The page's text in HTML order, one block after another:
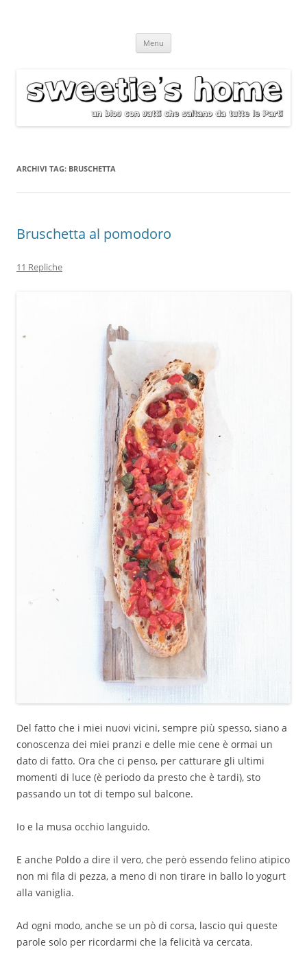
Menu
ARCHIVI TAG: BRUSCHETTA
Bruschetta al pomodoro
11 Repliche
Del fatto che i miei nuovi vicini, sempre più spesso, siano a
conoscenza dei miei pranzi e delle mie cene è ormai un
dato di fatto. Ora che ci penso, per catturare gli ultimi
momenti di luce (è periodo da presto che è tardi), sto
passando un tot di tempo sul balcone.
Io e la musa occhio languido.
E anche Poldo a dire il vero, che però essendo felino atipico
non mi fila di pezza, a meno di non tirare in ballo lo yogurt
alla vaniglia.
Ad ogni modo, anche se un pò di corsa, lascio qui queste
parole solo per ricordarmi che la felicità va cercata.